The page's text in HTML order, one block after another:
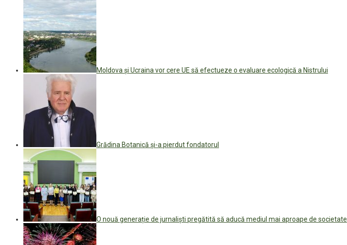
Moldova și Ucraina vor cere UE să efectueze o evaluare ecologică a Nistrului
Grădina Botanică și-a pierdut fondatorul
O nouă generație de jurnaliști pregătită să aducă mediul mai aproape de societate